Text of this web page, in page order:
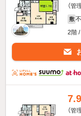
（管
敷
2階
7.9
（管